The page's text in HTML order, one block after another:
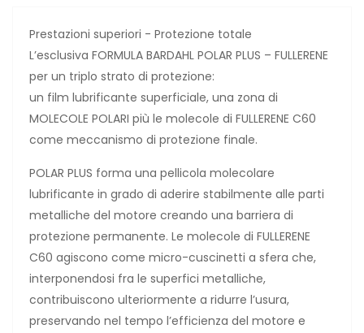
Prestazioni superiori - Protezione totale
L’esclusiva FORMULA BARDAHL POLAR PLUS – FULLERENE
per un triplo strato di protezione:
un film lubrificante superficiale, una zona di
MOLECOLE POLARI più le molecole di FULLERENE C60
come meccanismo di protezione finale.
POLAR PLUS forma una pellicola molecolare
lubrificante in grado di aderire stabilmente alle parti
metalliche del motore creando una barriera di
protezione permanente. Le molecole di FULLERENE
C60 agiscono come micro-cuscinetti a sfera che,
interponendosi fra le superfici metalliche,
contribuiscono ulteriormente a ridurre l’usura,
preservando nel tempo l’efficienza del motore e